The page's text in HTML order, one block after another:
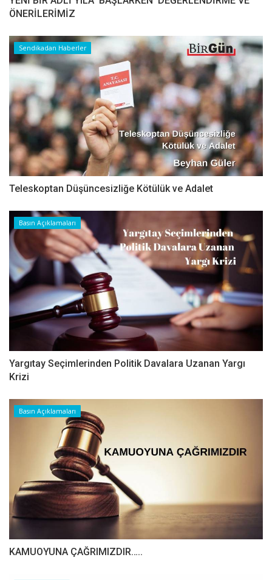
ÖNERİLERİMİZ
Sendikadan Haberler
Teleskoptan Düşüncesizliğe Kötülük ve Adalet
Basın Açıklamaları
Yargıtay Seçimlerinden Politik Davalara Uzanan Yargı
Krizi
Basın Açıklamaları
​​​​​​​KAMUOYUNA ÇAĞRIMIZDIR…..